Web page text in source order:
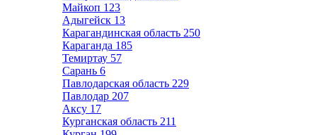
Майкоп 123
Адыгейск 13
Карагандинская область 250
Караганда 185
Темиртау 57
Сарань 6
Павлодарская область 229
Павлодар 207
Аксу 17
Курганская область 211